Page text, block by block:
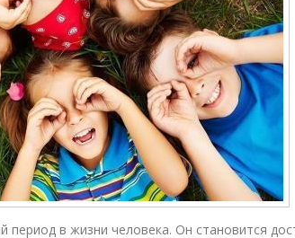
в жизни человека. Он становится